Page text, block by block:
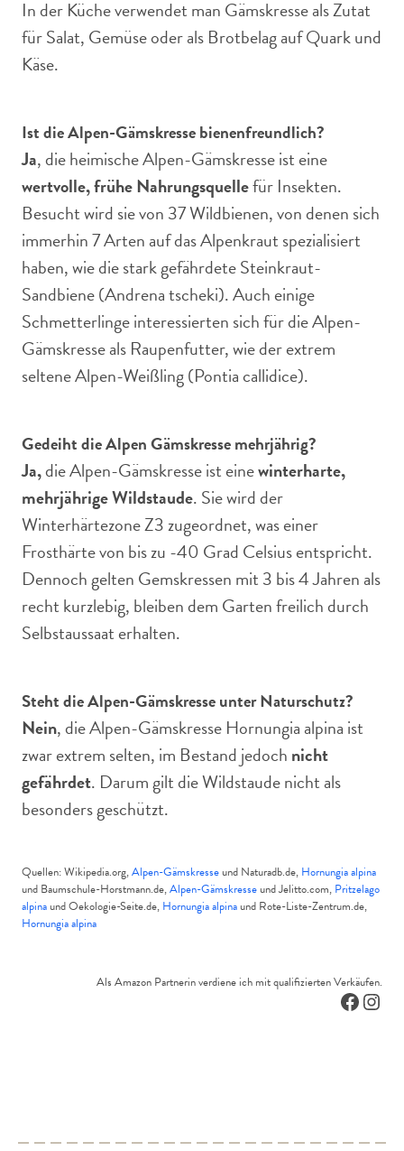
In der Küche verwendet man Gämskresse als Zutat
für Salat, Gemüse oder als Brotbelag auf Quark und
Käse.
Ist die Alpen-Gämskresse bienenfreundlich?
Ja, die heimische Alpen-Gämskresse ist eine
wertvolle, frühe Nahrungsquellefür Insekten.
Besucht wird sie von 37 Wildbienen, von denen sich
immerhin 7 Arten auf das Alpenkraut spezialisiert
haben, wie die stark gefährdete Steinkraut-
Sandbiene (Andrena tscheki). Auch einige
Schmetterlinge interessierten sich für die Alpen-
Gämskresse als Raupenfutter, wie der extrem
seltene Alpen-Weißling (Pontia callidice).
Gedeiht die Alpen Gämskresse mehrjährig?
Ja,die Alpen-Gämskresse ist einewinterharte,
mehrjährige Wildstaude. Sie wird der
Winterhärtezone Z3 zugeordnet, was einer
Frosthärte von bis zu -40 Grad Celsius entspricht.
Dennoch gelten Gemskressen mit 3 bis 4 Jahren als
recht kurzlebig, bleiben dem Garten freilich durch
Selbstaussaat erhalten.
Steht die Alpen-Gämskresse unter Naturschutz?
Nein, die Alpen-Gämskresse Hornungia alpina ist
zwar extrem selten, im Bestand jedoch nicht
gefährdet. Darum gilt die Wildstaude nicht als
besonders geschützt.
Quellen: Wikipedia.org,Alpen-Gämskresseund Naturadb.de, Hornungia alpina
und Baumschule-Horstmann.de,Alpen-Gämskresseund Jelitto.com, Pritzelago
alpinaund Oekologie-Seite.de, Hornungia alpinaund Rote-Liste-Zentrum.de,
Hornungia alpina
Als Amazon Partnerin verdiene ich mit qualifizierten Verkäufen.